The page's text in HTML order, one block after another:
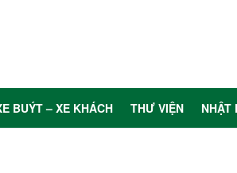
BUÝT – XE KHÁCH THƯ VIỆN NHẬT